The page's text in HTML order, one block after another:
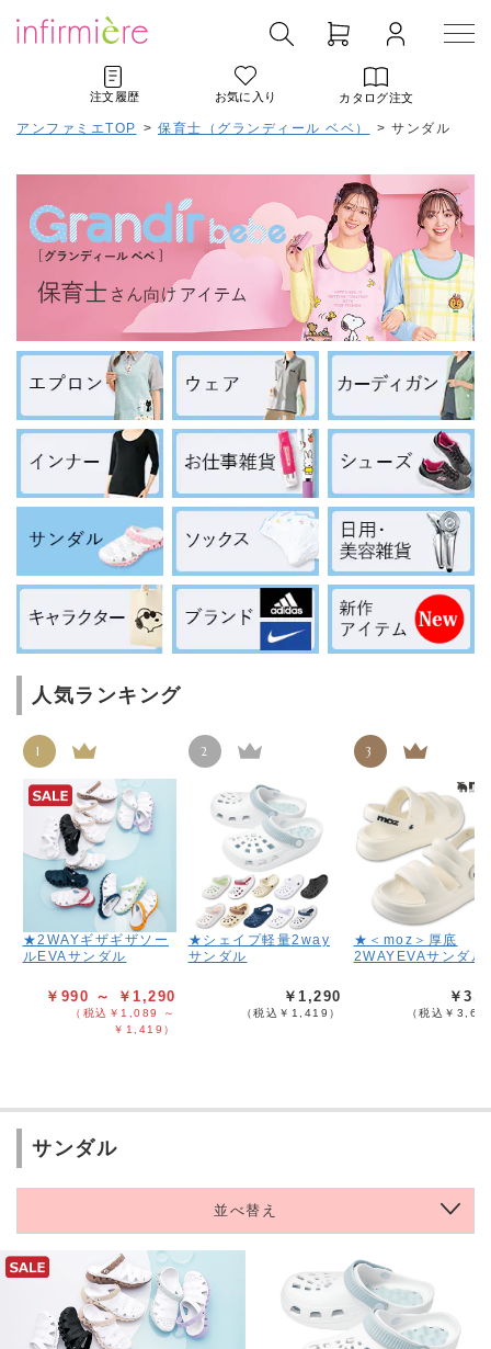
注文履歴 お気に入り カタログ注文
アンファミエTOP > 保育士（グランディール ベベ） > サンダル
人気ランキング
1
★2WAYギザギザソー
ルEVAサンダル
￥990 ～ ￥1,290
（税込￥1,089 ～
￥1,419）
2
★シェイプ軽量2way
サンダル
￥1,290
（税込￥1,419）
3
★＜moz＞厚底
2WAYEVAサンダル
￥
（税込￥
サンダル
並べ替え